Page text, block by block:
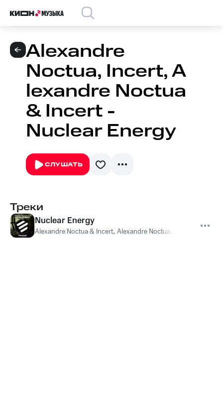
Alexandre
Noctua, Incert, A
lexandre Noctua
& Incert -
Nuclear Energy
СЛУШАТЬ
Треки
Nuclear Energy
Alexandre Noctua & Incert, Alexandre Noctua